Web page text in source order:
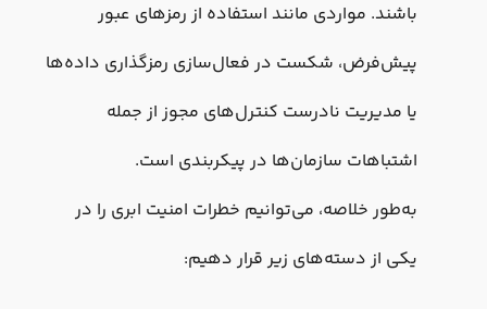
باشند. مواردی مانند استفاده از رمزهای عبور
پیش‌فرض، شکست در فعال‌سازی رمزگذاری داده‌ها
یا مدیریت نادرست کنترل‌های مجوز از جمله
اشتباهات سازمان‌ها در پیکربندی است.
به‌طور خلاصه، می‌توانیم خطرات امنیت ابری را در
یکی از دسته‌های زیر قرار دهیم: